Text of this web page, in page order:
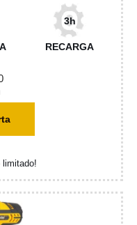
3h
RECARGA
limitado!